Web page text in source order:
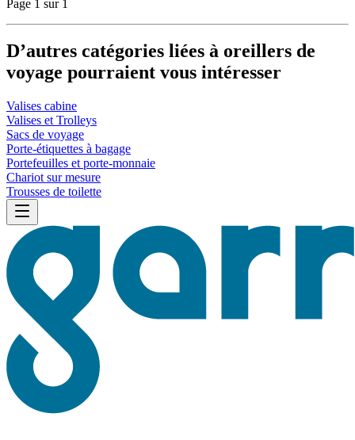
Page 1 sur 1
D’autres catégories liées à oreillers de
voyage pourraient vous intéresser
Valises cabine
Valises et Trolleys
Sacs de voyage
Porte-étiquettes à bagage
Portefeuilles et porte-monnaie
Chariot sur mesure
Trousses de toilette